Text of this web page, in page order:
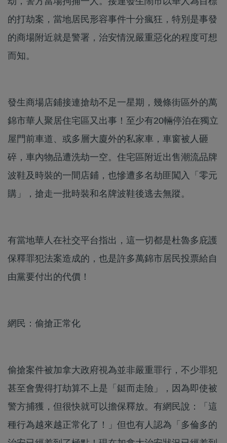
的打劫案，當地居民形容事件十分瘋狂，特別是事發
的商場附近就是警署，治安情況嚴重惡化的程度可想
而知。
發生商場店鋪接連搶劫不足一星期，幾條街區外的萬
錦市華人聚居住宅區又出事！至少有20輛停泊在獨立
屋門前車道、或多層大廈外的私家車，車窗被人砸
碎，車內物品遭洗劫一空。住宅區附近出售潮流品牌
波鞋及時裝的一間店鋪，也慘遭多名劫匪闖入「零元
購」，搶走一批時裝和名牌波鞋後逃去無蹤。
有當地華人在社交平台指出，這一切都是杜魯多庇護
保釋罪犯法案造成的，也是許多萬錦市居民投票給自
由黨要付出的代價！
網民：偷搶正常化
偷搶案件被加拿大政府視為並非嚴重罪行，不少罪犯
甚至會覺得打劫算不上是「鋌而走險」，因為即使被
警方捕獲，但很快就可以擔保釋放。有網民說：「這
種行為越來越正常化了！」但也有人認為「多倫多的